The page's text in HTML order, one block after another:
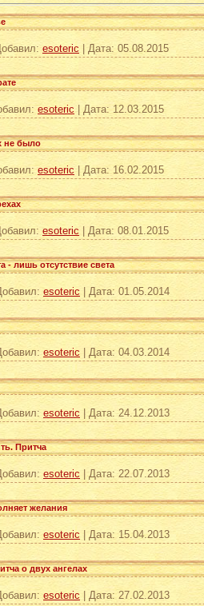
esoteric Дата: 05.08.2015
esoteric Дата: 12.03.2015
не было
esoteric Дата: 16.02.2015
esoteric Дата: 08.01.2015
- лишь отсутствие света
esoteric Дата: 01.05.2014
esoteric Дата: 04.03.2014
esoteric Дата: 24.12.2013
Притча
esoteric Дата: 22.07.2013
желания
esoteric Дата: 15.04.2013
о двух ангелах
esoteric Дата: 27.02.2013